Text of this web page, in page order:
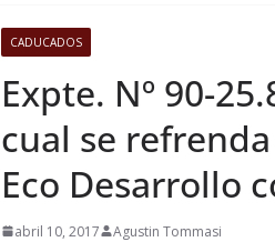
CADUCADOS
Expte. Nº 90-
cual se
Eco Desarrollo
abril 10, 2017 Agustin Tommasi